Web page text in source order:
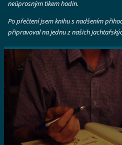
neúprosným tikem hodin.
Po přečtení jsem knihu s nadšením
připravoval na jednu z našich